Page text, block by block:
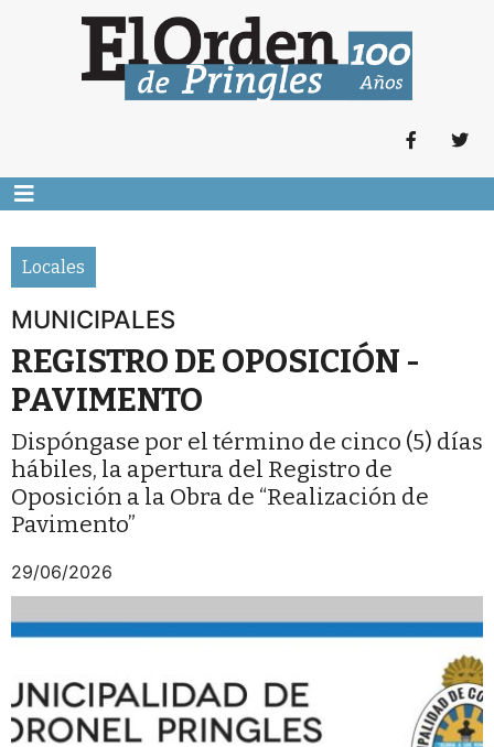
Locales
MUNICIPALES
REGISTRO DE OPOSICIÓN -
PAVIMENTO
Dispóngase por el término de cinco (5) días
hábiles, la apertura del Registro de
Oposición a la Obra de “Realización de
Pavimento”
29/06/2026